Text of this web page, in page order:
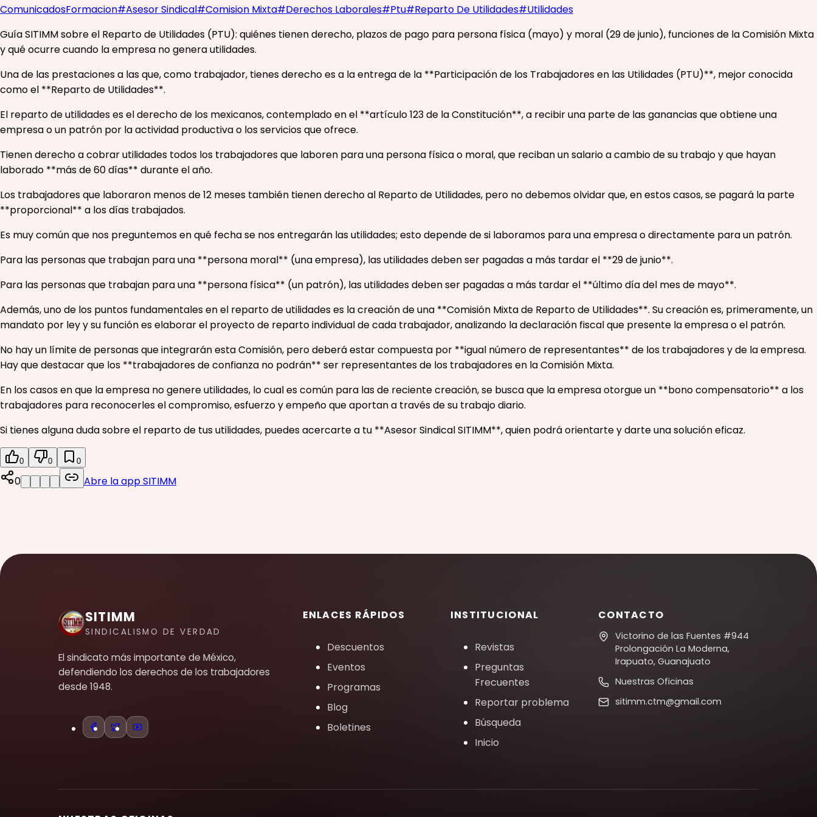
ComunicadosFormacion#Asesor Sindical#Comision Mixta#Derechos Laborales#Ptu#Reparto De Utilidades#Utilidades
Guía SITIMM sobre el Reparto de Utilidades (PTU): quiénes tienen derecho, plazos de pago para persona física (mayo) y moral (29 de junio), funciones de la Comisión Mixta
y qué ocurre cuando la empresa no genera utilidades.
Una de las prestaciones a las que, como trabajador, tienes derecho es a la entrega de la **Participación de los Trabajadores en las Utilidades (PTU)**, mejor conocida
como el **Reparto de Utilidades**.
El reparto de utilidades es el derecho de los mexicanos, contemplado en el **artículo 123 de la Constitución**, a recibir una parte de las ganancias que obtiene una
empresa o un patrón por la actividad productiva o los servicios que ofrece.
Tienen derecho a cobrar utilidades todos los trabajadores que laboren para una persona física o moral, que reciban un salario a cambio de su trabajo y que hayan
laborado **más de 60 días** durante el año.
Los trabajadores que laboraron menos de 12 meses también tienen derecho al Reparto de Utilidades, pero no debemos olvidar que, en estos casos, se pagará la parte
**proporcional** a los días trabajados.
Es muy común que nos preguntemos en qué fecha se nos entregarán las utilidades; esto depende de si laboramos para una empresa o directamente para un patrón.
Para las personas que trabajan para una **persona moral** (una empresa), las utilidades deben ser pagadas a más tardar el **29 de junio**.
Para las personas que trabajan para una **persona física** (un patrón), las utilidades deben ser pagadas a más tardar el **último día del mes de mayo**.
Además, uno de los puntos fundamentales en el reparto de utilidades es la creación de una **Comisión Mixta de Reparto de Utilidades**. Su creación es, primeramente, un
mandato por ley y su función es elaborar el proyecto de reparto individual de cada trabajador, analizando la declaración fiscal que presente la empresa o el patrón.
No hay un límite de personas que integrarán esta Comisión, pero deberá estar compuesta por **igual número de representantes** de los trabajadores y de la empresa.
Hay que destacar que los **trabajadores de confianza no podrán** ser representantes de los trabajadores en la Comisión Mixta.
En los casos en que la empresa no genere utilidades, lo cual es común para las de reciente creación, se busca que la empresa otorgue un **bono compensatorio** a los
trabajadores para reconocerles el compromiso, esfuerzo y empeño que aportan a través de su trabajo diario.
Si tienes alguna duda sobre el reparto de tus utilidades, puedes acercarte a tu **Asesor Sindical SITIMM**, quien podrá orientarte y darte una solución eficaz.
0 0 0
0 Abre la app SITIMM
SITIMM
SINDICALISMO DE VERDAD
El sindicato más importante de México,
defendiendo los derechos de los trabajadores
desde 1948.
ENLACES RÁPIDOS
Descuentos
Eventos
Programas
Blog
Boletines
INSTITUCIONAL
Revistas
Preguntas
Frecuentes
Reportar problema
Búsqueda
Inicio
CONTACTO
Victorino de las Fuentes #944
Prolongación La Moderna,
Irapuato, Guanajuato
Nuestras Oficinas
sitimm.ctm@gmail.com